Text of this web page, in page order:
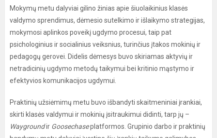
Mokymų metu dalyviai gilino žinias apie šiuolaikinius klasės
valdymo sprendimus, dėmesio sutelkimo ir išlaikymo strategijas,
mokymosi aplinkos poveikį ugdymo procesui, taip pat
psichologinius ir socialinius veiksnius, turinčius įtakos mokinių ir
pedagogų gerovei. Didelis dėmesys buvo skiriamas aktyvių ir
netradicinių ugdymo metodų taikymui bei kritinio mąstymo ir
efektyvios komunikacijos ugdymui.
Praktinių užsiėmimų metu buvo išbandyti skaitmeniniai įrankiai,
skirti klasės valdymui ir mokinių įsitraukimui didinti, tarp jų –
Waygroundir Goosechaseplatformos. Grupinio darbo ir praktinių